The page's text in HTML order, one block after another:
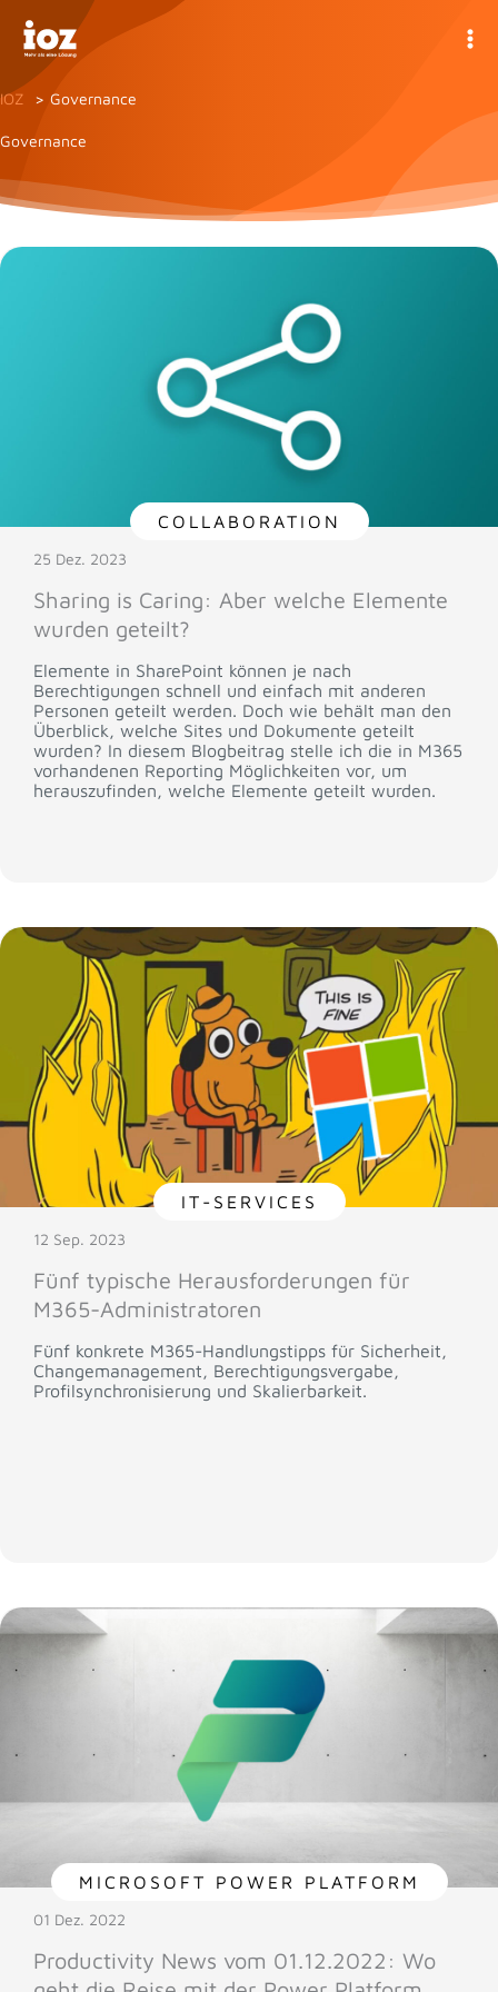
Inhalt
springen
IOZ Governance
Governance
COLLABORATION
25 Dez. 2023
Sharing is Caring: Aber welche Elemente
wurden geteilt?
Elemente in SharePoint können je nach
Berechtigungen schnell und einfach mit anderen
Personen geteilt werden. Doch wie behält man den
Überblick, welche Sites und Dokumente geteilt
wurden? In diesem Blogbeitrag stelle ich die in M365
vorhandenen Reporting Möglichkeiten vor, um
herauszufinden, welche Elemente geteilt wurden.
IT-SERVICES
12 Sep. 2023
Fünf typische Herausforderungen für
M365-Administratoren
Fünf konkrete M365-Handlungstipps für Sicherheit,
Changemanagement, Berechtigungsvergabe,
Profilsynchronisierung und Skalierbarkeit.
MICROSOFT POWER PLATFORM
01 Dez. 2022
Productivity News vom 01.12.2022: Wo